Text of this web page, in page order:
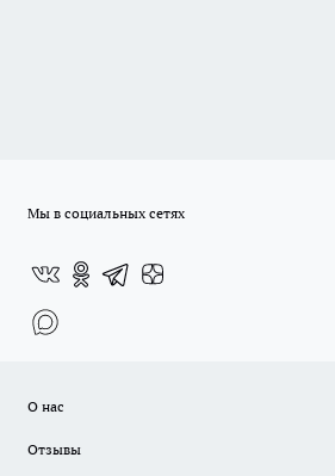
Мы в социальных сетях
О нас
Отзывы